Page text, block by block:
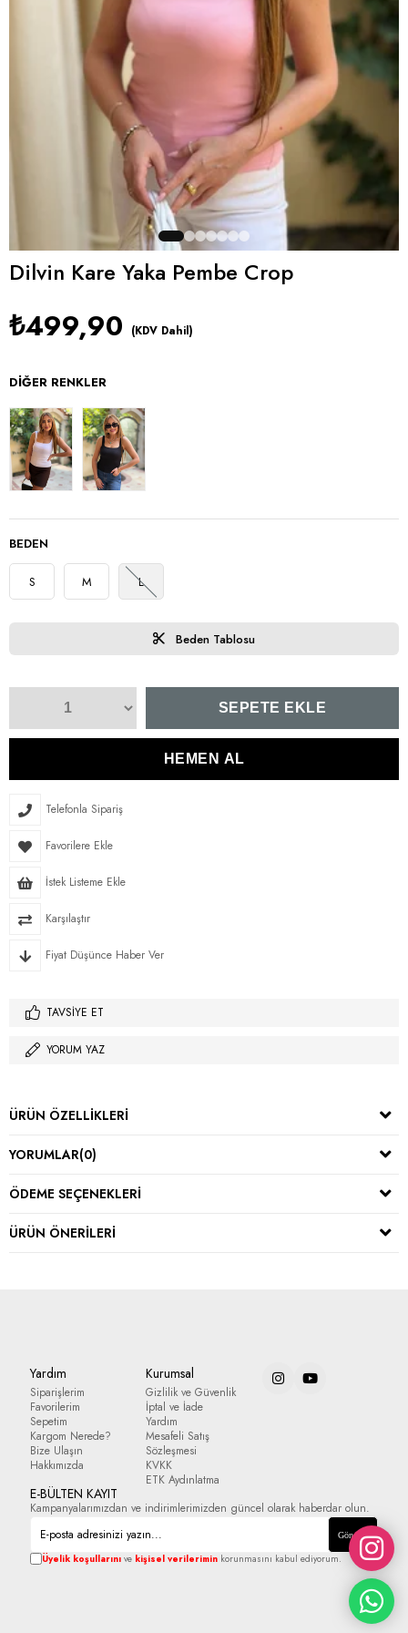
Dilvin Kare Yaka Pembe Crop
₺499,90 (KDV Dahil)
DIĞER RENKLER
BEDEN
S M L
Beden Tablosu
Telefonla Sipariş
Favorilere Ekle
İstek Listeme Ekle
Karşılaştır
Fiyat Düşünce Haber Ver
TAVSIYE ET
YORUM YAZ
ÜRÜN ÖZELLIKLERI
YORUMLAR(0)
ÖDEME SEÇENEKLERI
ÜRÜN ÖNERILERI
Yardım
Siparişlerim
Favorilerim
Sepetim
Kargom Nerede?
Bize Ulaşın
Hakkımızda
Kurumsal
Gizlilik ve Güvenlik
İptal ve İade
Yardım
Mesafeli Satış
Sözleşmesi
KVKK
ETK Aydınlatma
E-BÜLTEN KAYIT
Kampanyalarımızdan ve indirimlerimizden güncel olarak haberdar olun.
Gönder
Üyelik koşullarını ve kişisel verilerimin korunmasını kabul ediyorum.